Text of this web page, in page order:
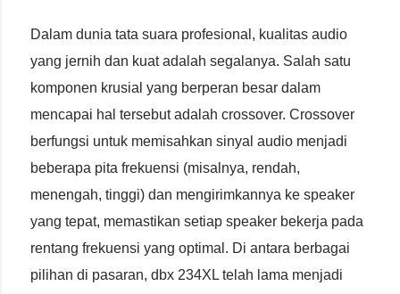
Dalam dunia tata suara profesional, kualitas audio
yang jernih dan kuat adalah segalanya. Salah satu
komponen krusial yang berperan besar dalam
mencapai hal tersebut adalah crossover. Crossover
berfungsi untuk memisahkan sinyal audio menjadi
beberapa pita frekuensi (misalnya, rendah,
menengah, tinggi) dan mengirimkannya ke speaker
yang tepat, memastikan setiap speaker bekerja pada
rentang frekuensi yang optimal. Di antara berbagai
pilihan di pasaran, dbx 234XL telah lama menjadi